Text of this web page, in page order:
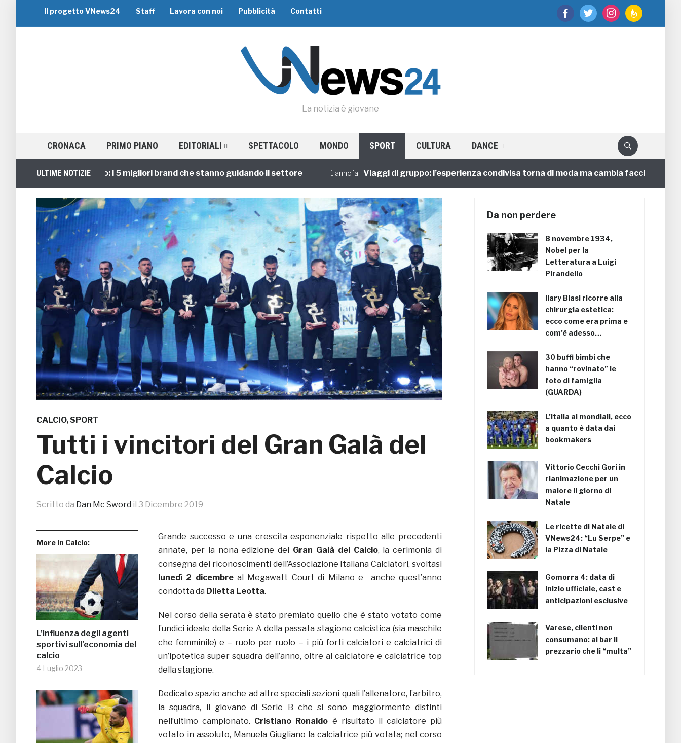
facebooktwitter instagramfeedburner
Il progetto VNews24 Staff Lavora con noi Pubblicità Contatti
La notizia è giovane
CRONACA PRIMO PIANO EDITORIALI SPETTACOLO MONDO SPORT CULTURA DANCE
ULTIME NOTIZIE
Viaggi di Gruppo: i 5 migliori brand che stanno guidando il settore 1 annofa Viaggi di gruppo: l’esperienza condivisa torna di moda ma cambia faccia
CALCIO,SPORT
Tutti i vincitori del Gran Galà del
Calcio
Scritto da Dan Mc Sword il 3 Dicembre 2019
More in Calcio:
L’influenza degli agenti
sportivi sull’economia del
calcio
4 Luglio 2023
Grande successo e una crescita esponenziale rispetto alle precedenti
annate, per la nona edizione del Gran Galà del Calcio, la cerimonia di
consegna dei riconoscimenti dell’Associazione Italiana Calciatori, svoltasi
lunedì 2 dicembreal Megawatt Court di Milano e anche quest’anno
condotta da Diletta Leotta.
Nel corso della serata è stato premiato quello che è stato votato come
l’undici ideale della Serie A della passata stagione calcistica (sia maschile
che femminile) e – ruolo per ruolo – i più forti calciatori e calciatrici di
un’ipotetica super squadra dell’anno, oltre al calciatore e calciatrice top
della stagione.
Dedicato spazio anche ad altre speciali sezioni quali l’allenatore, l’arbitro,
la squadra, il giovane di Serie B che si sono maggiormente distinti
nell’ultimo campionato. Cristiano Ronaldo è risultato il calciatore più
votato in assoluto, Manuela Giugliano la calciatrice più votata; nel corso
Da non perdere
8 novembre 1934,
Nobel per la
Letteratura a Luigi
Pirandello
Ilary Blasi ricorre alla
chirurgia estetica:
ecco come era prima e
com’è adesso…
30 buffi bimbi che
hanno “rovinato” le
foto di famiglia
(GUARDA)
L’Italia ai mondiali, ecco
a quanto è data dai
bookmakers
Vittorio Cecchi Gori in
rianimazione per un
malore il giorno di
Natale
Le ricette di Natale di
VNews24: “Lu Serpe” e
la Pizza di Natale
Gomorra 4: data di
inizio ufficiale, cast e
anticipazioni esclusive
Varese, clienti non
consumano: al bar il
prezzario che li “multa”